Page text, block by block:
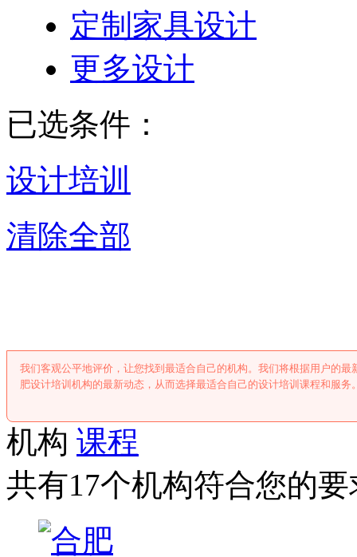
定制家具设计
更多设计
已选条件：
设计培训
清除全部
我们客观公平地评价，让您找到最适合自己的机构。我们将根据用户的
肥设计培训机构的最新动态，从而选择最适合自己的设计培训课程和服务
机构 课程
共有17个机构符合您的要